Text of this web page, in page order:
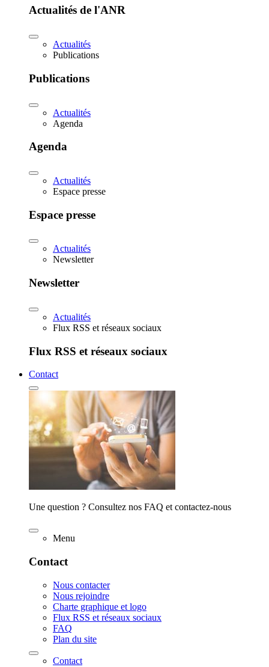
Actualités de l'ANR
Actualités
Publications
Publications
Actualités
Agenda
Agenda
Actualités
Espace presse
Espace presse
Actualités
Newsletter
Newsletter
Actualités
Flux RSS et réseaux sociaux
Flux RSS et réseaux sociaux
Contact
Une question ? Consultez nos FAQ et contactez-nous
Menu
Contact
Nous contacter
Nous rejoindre
Charte graphique et logo
Flux RSS et réseaux sociaux
FAQ
Plan du site
Contact